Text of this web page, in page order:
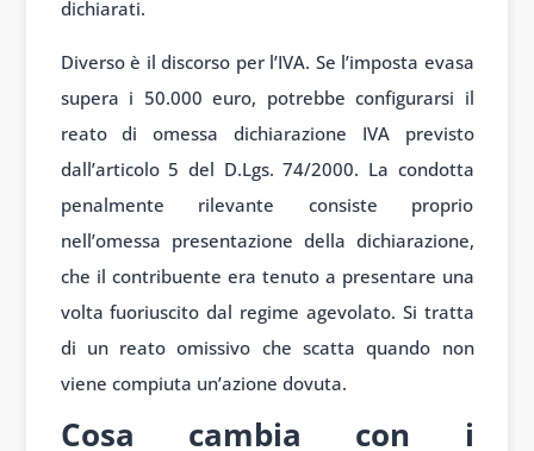
dichiarati.
Diverso è il discorso per l’IVA. Se l’imposta evasa
supera i 50.000 euro, potrebbe configurarsi il
reato di omessa dichiarazione IVA previsto
dall’articolo 5 del D.Lgs. 74/2000. La condotta
penalmente rilevante consiste proprio
nell’omessa presentazione della dichiarazione,
che il contribuente era tenuto a presentare una
volta fuoriuscito dal regime agevolato. Si tratta
di un reato omissivo che scatta quando non
viene compiuta un’azione dovuta.
Cosa cambia con i